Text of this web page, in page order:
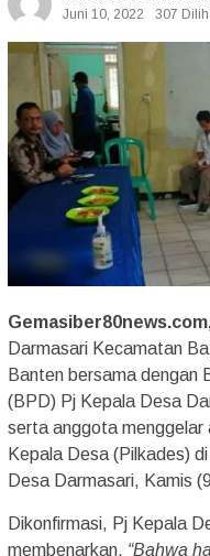
Juni 10, 2022
307
Darmasari Kecamatan
Banten bersama dengan
(BPD) Pj Kepala Desa
serta anggota menggelar
Kepala Desa (Pilkades)
Desa Darmasari, Kamis
Dikonfirmasi, Pj Kepala
membenarkan, “Bahwa